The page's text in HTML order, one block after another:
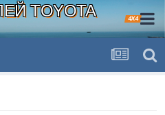
TOYOTA
4X4